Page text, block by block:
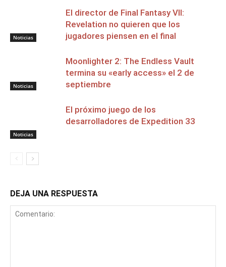
Noticias
El director de Final Fantasy VII:
Revelation no quieren que los
jugadores piensen en el final
Noticias
Moonlighter 2: The Endless Vault
termina su «early access» el 2 de
septiembre
Noticias
El próximo juego de los
desarrolladores de Expedition 33
DEJA UNA RESPUESTA